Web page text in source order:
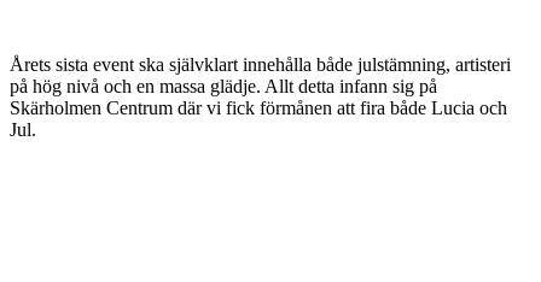
Årets sista event ska självklart innehålla både julstämning, artisteri
på hög nivå och en massa glädje. Allt detta infann sig på
Skärholmen Centrum där vi fick förmånen att fira både Lucia och
Jul.